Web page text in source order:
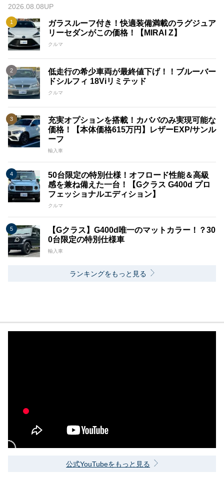
2026.08.08UP
ガラスルーフ付き！快適装備満載のラグジュア
リーセダンがこの価格！【MIRAI Z】
クルマ
低走行の希少車両が最終値下げ！！ブルーバー
ドシルフィ 18Viリミテッド
クルマ
充実オプションを搭載！カババのみ実現可能な
価格！【本体価格615万円】レザーEXP/サンル
ーフ
輸入車
50台限定の特別仕様！オフロード性能＆高級
感を兼ね備えた一台！【Gクラス G400d プロ
フェッショナルエディション】
クルマ
【Gクラス】G400d唯一のマットカラー！？30
0台限定の特別仕様車
輸入車
ランキングをもっと見る
公式YouTubeをもっと見る